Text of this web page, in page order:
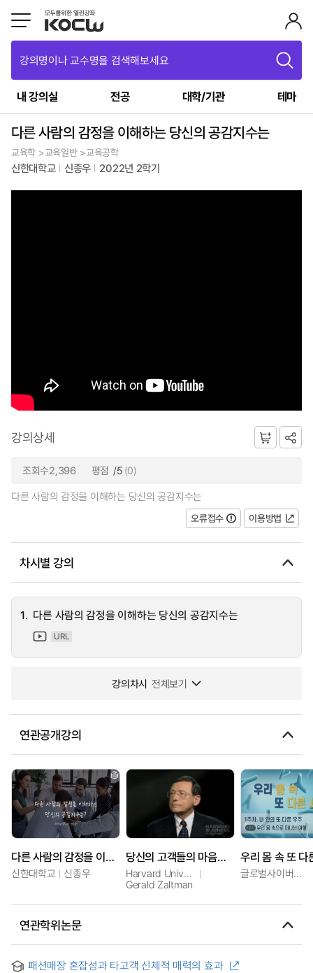
강의명이나 교수명을 검색해보세요
내 강의실 전공 대학/기관 테마
다른 사람의 감정을 이해하는 당신의 공감지수는
교육학 >교육일반 >교육공학
신한대학교 신종우 2022년 2학기
강의상세
조회수2,396 평점 /5 (0)
다른 사람의 감정을 이해하는 당신의 공감지수는
오류접수
이용방법
차시별 강의
1. 다른 사람의 감정을 이해하는 당신의 공감지수는
URL
강의차시 전체보기
연관공개강의
다른 사람의 감정을 이해하는 당신의 공감능력 지수는
신한대학교 신종우
당신의 고객들의 마음을 이해하라
Harvard University
Gerald Zaltman
우리 몸 속 또 다
글로벌사이버대학교
연관학위논문
패션매장 혼잡성과 타고객 신체적 매력의 효과